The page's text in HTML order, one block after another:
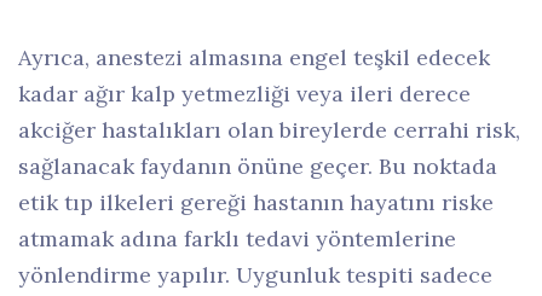
Ayrıca, anestezi almasına engel teşkil edecek
kadar ağır kalp yetmezliği veya ileri derece
akciğer hastalıkları olan bireylerde cerrahi risk,
sağlanacak faydanın önüne geçer. Bu noktada
etik tıp ilkeleri gereği hastanın hayatını riske
atmamak adına farklı tedavi yöntemlerine
yönlendirme yapılır. Uygunluk tespiti sadece